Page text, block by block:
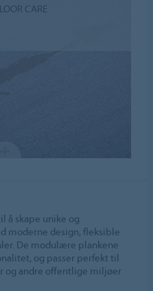
CARE
å skape unike og
moderne design, fleksible
De modulære plankene
og passer perfekt til
og andre offentlige miljøer